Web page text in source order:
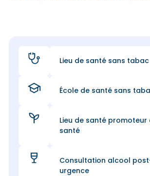
Lieu de santé sans tabac
École de santé sans
Lieu de santé promoteur
santé
Consultation alcool
urgence